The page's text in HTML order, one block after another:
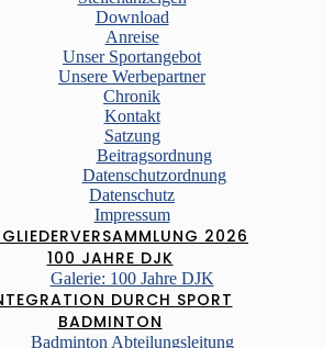
Download
Anreise
Unser Sportangebot
Unsere Werbepartner
Chronik
Kontakt
Satzung
Beitragsordnung
Datenschutzordnung
Datenschutz
Impressum
2026
100 JAHRE DJK
Galerie: 100 Jahre DJK
DURCH SPORT
BADMINTON
Badminton Abteilungsleitung